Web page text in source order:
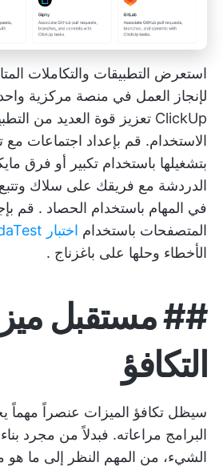
لإنجاز العمل في منصة مركزية
ClickUp تعزيز قوة العديد من
الاستخدام. قم بإعداد اجتماعات مع
بتشغيلها باستخدام تكبير أو فرق
الدردشة مع فريقك على سلاك
في المهام باستخدام الحصاد . قم
المتصفحات باستخدام اختبار LambdaTest
الأخطاء وحلها على باغزناج .
##مستقبل
التكافؤ
سيظل تكافؤ الميزات عنصراً
البرامج مراعاته. فبدلاً من مجرد
الشيء، من المهم النظر إلى ما